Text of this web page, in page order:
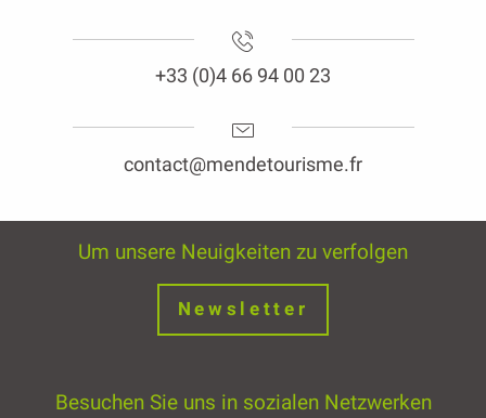
+33 (0)4 66 94 00 23
contact@mendetourisme.fr
Um unsere Neuigkeiten zu verfolgen
Newsletter
Besuchen Sie uns in sozialen Netzwerken